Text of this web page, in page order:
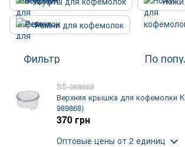
Ремни для кофемолок
Фильтр По
SS-989868
Верхняя крышка для кофемолки
989868)
370 грн
Оптовые цены от 2 единиц